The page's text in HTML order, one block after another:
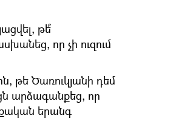
թե՞
որ չի ուզում
թե Ծառուկյանի դեմ
արձագանքեց, որ
երանգ